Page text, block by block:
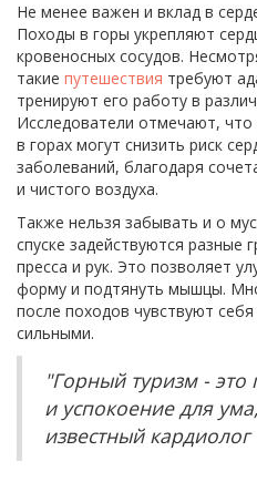
Не менее важен и вклад в
Походы в горы укрепляют
кровеносных сосудов.
такие путешествия требуют
тренируют его работу в
Исследователи отмечают, что
в горах могут снизить риск
заболеваний, благодаря
и чистого воздуха.
Также нельзя забывать и о
спуске задействуются разные
пресса и рук. Это позволяет
форму и подтянуть мышцы.
после походов чувствуют
сильными.
"Горный туризм - это
и успокоение для
известный